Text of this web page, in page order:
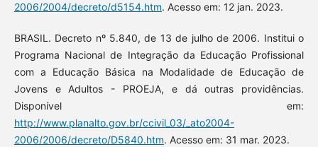
2006/2004/decreto/d5154.htm. Acesso em: 12 jan. 2023.
BRASIL. Decreto nº 5.840, de 13 de julho de 2006. Institui o
Programa Nacional de Integração da Educação Profissional
com a Educação Básica na Modalidade de Educação de
Jovens e Adultos - PROEJA, e dá outras providências.
Disponível em:
http://www.planalto.gov.br/ccivil_03/_ato2004-
2006/2006/decreto/D5840.htm. Acesso em: 31 mar. 2023.